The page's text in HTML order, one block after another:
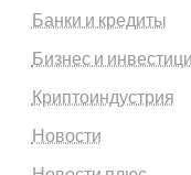
Банки и кредиты
Бизнес и
Криптоиндустрия
Новости